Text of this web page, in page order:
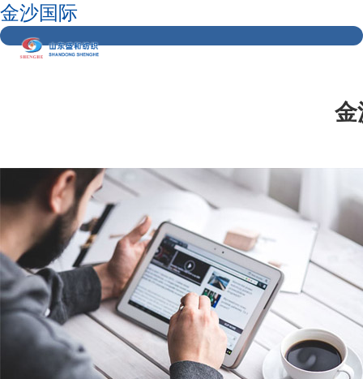
金沙国际
金